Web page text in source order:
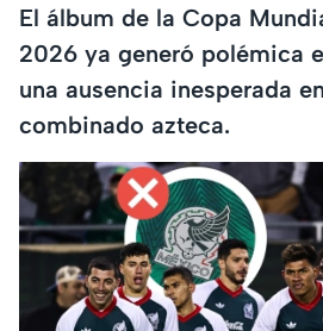
El álbum de la Copa
2026 ya generó polémica
una ausencia inesperada
combinado azteca.